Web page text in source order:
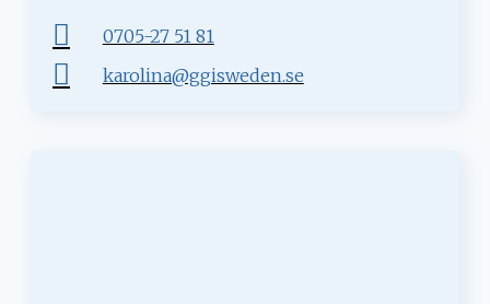
0705-27 51 81
karolina@ggisweden.se